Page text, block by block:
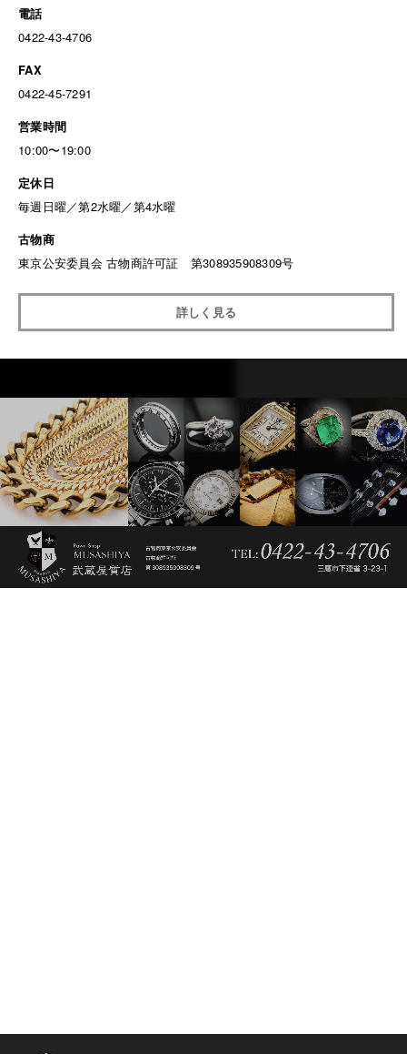
電話
0422-43-4706
FAX
0422-45-7291
営業時間
10:00〜19:00
定休日
毎週日曜／第2水曜／第4水曜
古物商
東京公安委員会 古物商許可証 第308935908309号
詳しく見る